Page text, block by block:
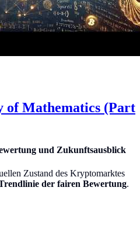
of Mathematics (Part
und Zukunftsausblick
Zustand des Kryptomarktes
der fairen Bewertung.